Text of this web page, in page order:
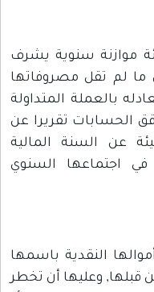
موازنة سنوية يشرف
ما لم تقل مصروفاتها
يعادله بالعملة المتداولة
الحسابات تقريرا عن
عن السنة المالية
في اجتماعها السنوي
النقدية باسمها
وعليها أن تخطر